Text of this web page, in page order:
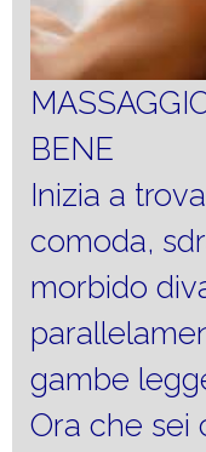
BENE
Inizia a
comoda,
morbido
gambe
Ora che sei